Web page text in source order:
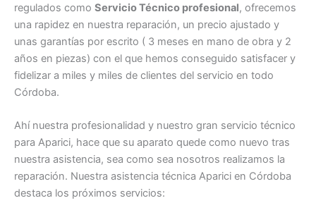
regulados como Servicio Técnico profesional, ofrecemos
una rapidez en nuestra reparación, un precio ajustado y
unas garantías por escrito ( 3 meses en mano de obra y 2
años en piezas) con el que hemos conseguido satisfacer y
fidelizar a miles y miles de clientes del servicio en todo
Córdoba.
Ahí nuestra profesionalidad y nuestro gran servicio técnico
para Aparici, hace que su aparato quede como nuevo tras
nuestra asistencia, sea como sea nosotros realizamos la
reparación. Nuestra asistencia técnica Aparici en Córdoba
destaca los próximos servicios: